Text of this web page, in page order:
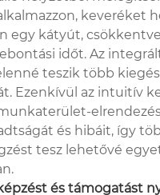
keveréket
egy kátyút, csökkentve
időt. Az
teszik több
Ezenkívül az intuitív
és hibáit, így
tesz lehetővé
és támogatást